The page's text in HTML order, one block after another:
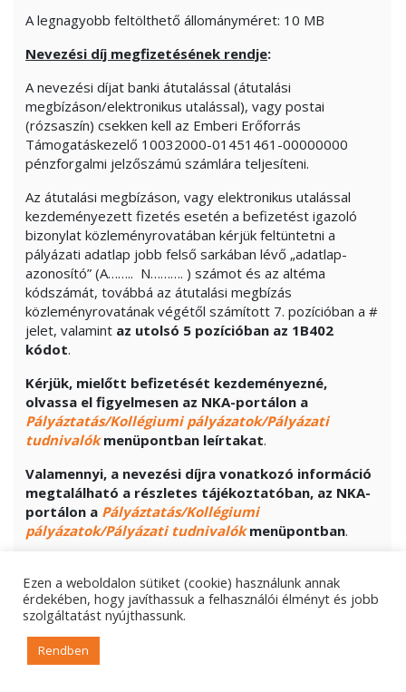
A legnagyobb feltölthető állományméret: 10 MB
Nevezési díj megfizetésének rendje:
A nevezési díjat banki átutalással (átutalási
megbízáson/elektronikus utalással), vagy postai
(rózsaszín) csekken kell az Emberi Erőforrás
Támogatáskezelő 10032000-01451461-00000000
pénzforgalmi jelzőszámú számlára teljesíteni.
Az átutalási megbízáson, vagy elektronikus utalással
kezdeményezett fizetés esetén a befizetést igazoló
bizonylat közleményrovatában kérjük feltüntetni a
pályázati adatlap jobb felső sarkában lévő „adatlap-
azonosító” (A…….. N………. ) számot és az altéma
kódszámát, továbbá az átutalási megbízás
közleményrovatának végétől számított 7. pozícióban a #
jelet, valamint az utolsó 5 pozícióban az 1B402
kódot.
Kérjük, mielőtt befizetését kezdeményezné,
olvassa el figyelmesen az NKA-portálon a
Pályáztatás/Kollégiumi pályázatok/Pályázati
tudnivalók menüpontban leírtakat.
Valamennyi, a nevezési díjra vonatkozó információ
megtalálható a részletes tájékoztatóban, az NKA-
portálon a Pályáztatás/Kollégiumi
pályázatok/Pályázati tudnivalók menüpontban.
folyamatos, magas szintű alkotói tevékenység,
vállalt feladat megvalósításának realitása.
Elszámolásra vonatkozó előírások:
Ezen a weboldalon sütiket (cookie) használunk annak
érdekében, hogy javíthassuk a felhasználói élményt és jobb
szolgáltatást nyújthassunk.
Rendben